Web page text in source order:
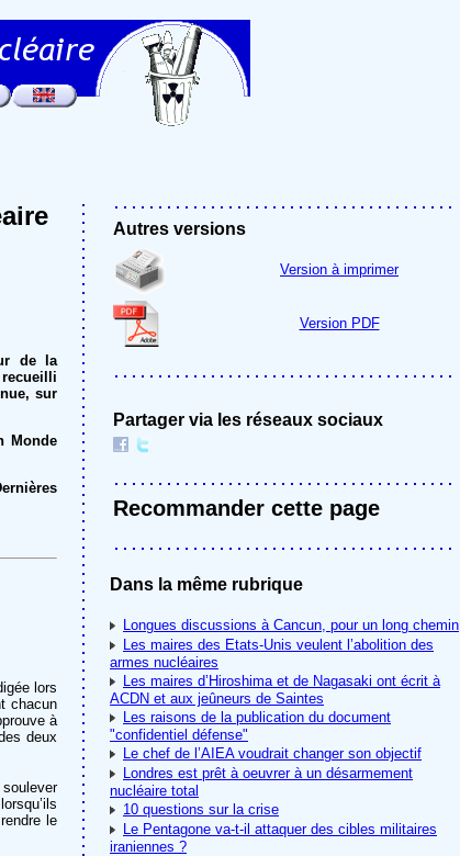
de la
sur
Monde
lors
chacun
à
deux
le
Autres versions
Version à imprimer
Version PDF
Partager via les réseaux sociaux
Recommander cette page
Dans la même rubrique
Longues discussions à Cancun, pour un long chemin
Les maires des Etats-Unis veulent l’abolition des
armes nucléaires
Les maires d’Hiroshima et de Nagasaki ont écrit à
ACDN et aux jeûneurs de Saintes
Les raisons de la publication du document
"confidentiel défense"
Le chef de l’AIEA voudrait changer son objectif
Londres est prêt à oeuvrer à un désarmement
nucléaire total
10 questions sur la crise
Le Pentagone va-t-il attaquer des cibles militaires
iraniennes ?